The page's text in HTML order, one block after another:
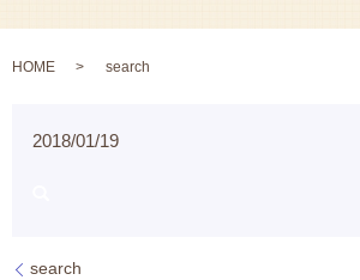
HOME search
2018/01/19
search